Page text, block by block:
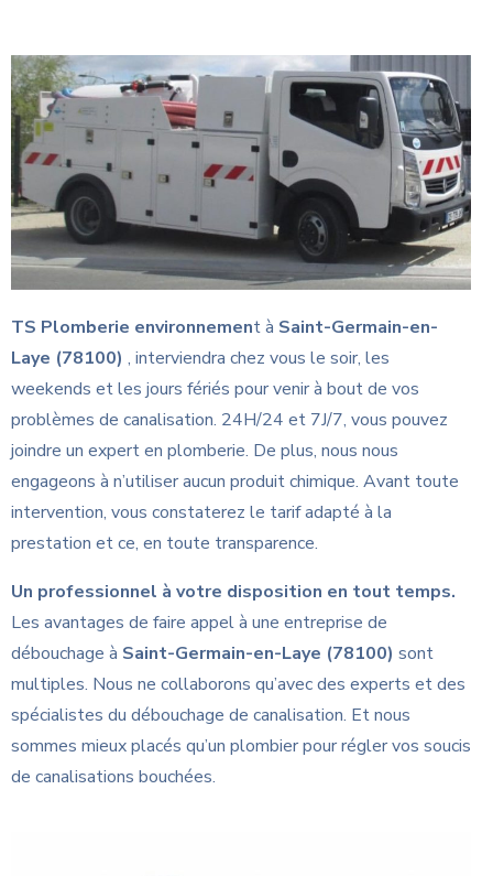
TS Plomberie environnement à Saint-Germain-en-
Laye (78100) , interviendra chez vous le soir, les
weekends et les jours fériés pour venir à bout de vos
problèmes de canalisation. 24H/24 et 7J/7, vous pouvez
joindre un expert en plomberie. De plus, nous nous
engageons à n’utiliser aucun produit chimique. Avant toute
intervention, vous constaterez le tarif adapté à la
prestation et ce, en toute transparence.
Un professionnel à votre disposition en tout temps.
Les avantages de faire appel à une entreprise de
débouchage à Saint-Germain-en-Laye (78100) sont
multiples. Nous ne collaborons qu’avec des experts et des
spécialistes du débouchage de canalisation. Et nous
sommes mieux placés qu’un plombier pour régler vos soucis
de canalisations bouchées.